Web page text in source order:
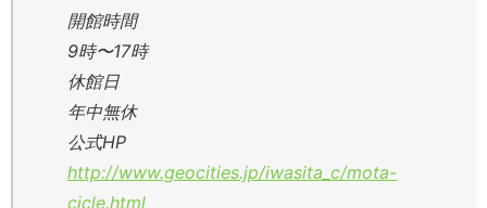
開館時間
9時〜17時
休館日
年中無休
公式HP
http://www.geocities.jp/iwasita_c/mota-
cicle.html